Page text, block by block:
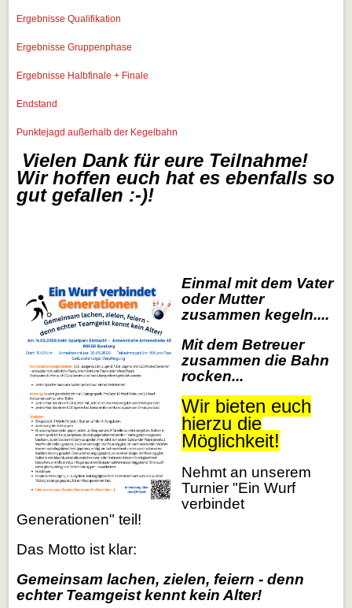
Ergebnisse Qualifikation
Ergebnisse Gruppenphase
Ergebnisse Halbfinale + Finale
Endstand
Punktejagd außerhalb der Kegelbahn
Vielen Dank für eure Teilnahme!
Wir hoffen euch hat es ebenfalls so
gut gefallen :-)!
Einmal mit dem Vater
oder Mutter
zusammen kegeln....
Mit dem Betreuer
zusammen die Bahn
rocken...
Wir bieten euch
hierzu die
Möglichkeit!
Nehmt an unserem
Turnier "Ein Wurf
verbindet
Generationen" teil!
Das Motto ist klar:
Gemeinsam lachen, zielen, feiern - denn
echter Teamgeist kennt kein Alter!